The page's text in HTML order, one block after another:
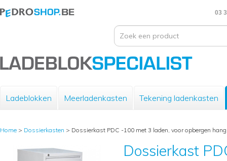
03
Ladeblokken Meerladenkasten Tekening ladenkasten
Home > Dossierkasten > Dossierkast PDC -100 met 3 laden, voor opbergen
Dossierkast